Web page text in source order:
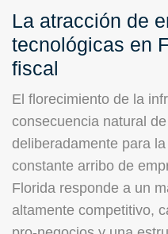
La atracción de
tecnológicas en
fiscal
El florecimiento de la
consecuencia natural
deliberadamente para
constante arribo de
Florida responde a un
altamente competitivo,